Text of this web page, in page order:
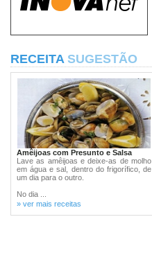
RECEITA SUGESTÃO
Amêijoas com Presunto e Salsa
Lave as amêijoas e deixe-as de molho
em água e sal, dentro do frigorífico, de
um dia para o outro.
No dia ...
» ver mais receitas